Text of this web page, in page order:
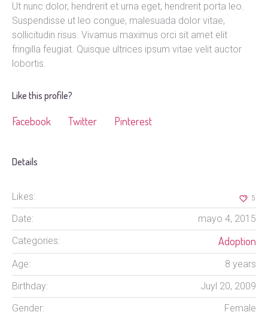
Ut nunc dolor, hendrerit et urna eget, hendrerit porta leo.
Suspendisse ut leo congue, malesuada dolor vitae,
sollicitudin risus. Vivamus maximus orci sit amet elit
fringilla feugiat. Quisque ultrices ipsum vitae velit auctor
lobortis.
Like this profile?
Facebook Twitter Pinterest
Details
Likes: 5
Date:
mayo 4, 2015
Categories:
Adoption
Age:
8 years
Birthday:
Juyl 20, 2009
Gender:
Female